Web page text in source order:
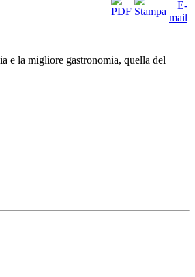
la migliore gastronomia, quella del